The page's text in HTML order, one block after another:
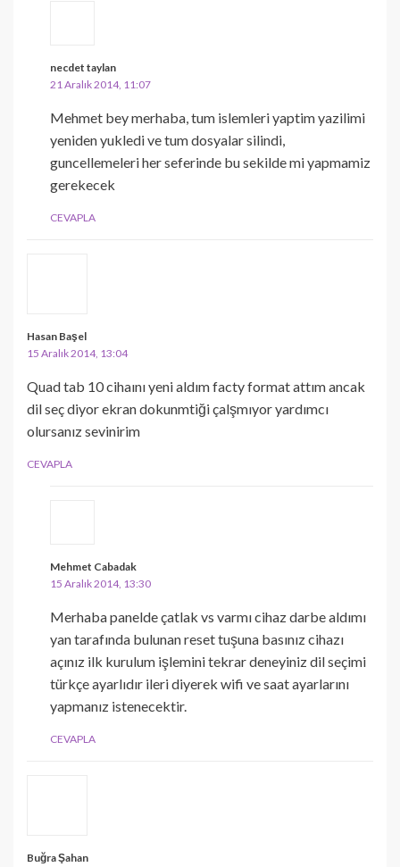
necdet taylan
21 Aralık 2014, 11:07
Mehmet bey merhaba, tum islemleri yaptim yazilimi
yeniden yukledi ve tum dosyalar silindi,
guncellemeleri her seferinde bu sekilde mi yapmamiz
gerekecek
CEVAPLA
Hasan Başel
15 Aralık 2014, 13:04
Quad tab 10 cihaını yeni aldım facty format attım ancak
dil seç diyor ekran dokunmtiği çalşmıyor yardımcı
olursanız sevinirim
CEVAPLA
Mehmet Cabadak
15 Aralık 2014, 13:30
Merhaba panelde çatlak vs varmı cihaz darbe aldımı
yan tarafında bulunan reset tuşuna basınız cihazı
açınız ilk kurulum işlemini tekrar deneyiniz dil seçimi
türkçe ayarlıdır ileri diyerek wifi ve saat ayarlarını
yapmanız istenecektir.
CEVAPLA
Buğra Şahan